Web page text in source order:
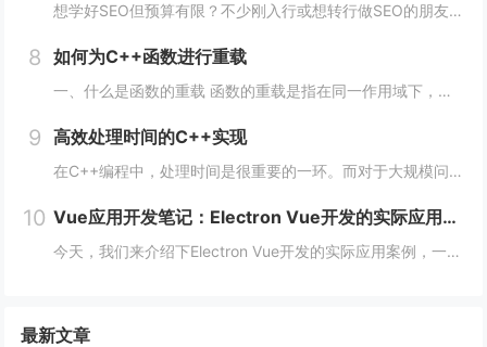
想学好SEO但预算有限？不少刚入行或想转行做SEO的朋友，都在找免费又靠谱的学习渠道，毕竟SEO知识更新快，花钱买课怕踩坑，不如先从免费资源入手，把基础打牢、摸清行业逻辑再进阶，今天就拆透几个「免费学SEO不踩雷」的平台，不管你是纯新手、有...
8 如何为C++函数进行重载
一、什么是函数的重载 函数的重载是指在同一作用域下，可以定义多个同名函数，但是这些同名函数的参数列表必须不同。参数的不同可以是数量上的不同、类型上的不同、顺序上的不同等，只要这些函数的参数列表不完全一致即可。 二、如何实现函数的重载 1...
9 高效处理时间的C++实现
在C++编程中，处理时间是很重要的一环。而对于大规模问题，如数据处理、机器学习、计算机视觉等领域，时间的效率更是至关重要。本文将从多个方面阐述如何在C++编程中高效处理时间。 一、使用STL算法 STL（标准模板库）是C++的一个重要部分...
10 Vue应用开发笔记：Electron Vue开发的实际应用案例
今天，我们来介绍下Electron Vue开发的实际应用案例，一起往下学习吧！开头：Electron Vue开发的实际应用案例随着移动互联网的不断普及，桌面应用程序的需求也越来越多。而Electron Vue作为一种基于JavaScript...
最新文章